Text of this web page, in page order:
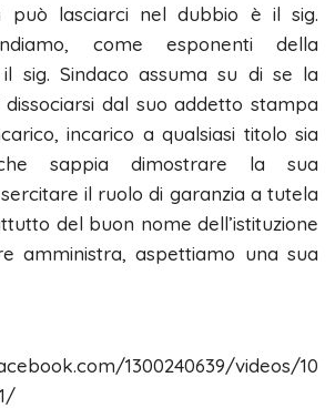
può lasciarci nel dubbio è il sig.
come esponenti della
sig. Sindaco assuma su di se la
dissociarsi dal suo addetto stampa
incarico a qualsiasi titolo sia
sappia dimostrare la sua
il ruolo di garanzia a tutela
del buon nome dell’istituzione
amministra, aspettiamo una sua
1300240639/videos/10